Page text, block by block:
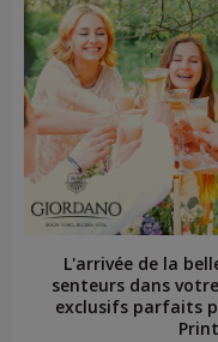
L'arrivée de la
senteurs dans
exclusifs parfaits